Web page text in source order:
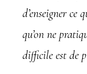
d’enseigner ce
qu’on ne
difficile est de